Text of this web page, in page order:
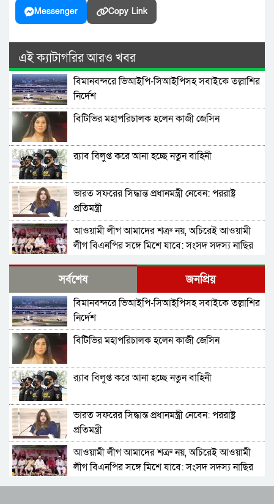
Messenger Copy Link
এই ক্যাটাগরির আরও খবর
বিমানবন্দরে ভিআইপি-সিআইপিসহ সবাইকে তল্লাশির
নির্দেশ
বিটিভির মহাপরিচালক হলেন কাজী জেসিন
র‍্যাব বিলুপ্ত করে আনা হচ্ছে নতুন বাহিনী
ভারত সফরের সিদ্ধান্ত প্রধানমন্ত্রী নেবেন: পররাষ্ট্র
প্রতিমন্ত্রী
আওয়ামী লীগ আমাদের শত্রু নয়, অচিরেই আওয়ামী
লীগ বিএনপির সঙ্গে মিশে যাবে: সংসদ সদস্য নাছির
সচিব পদে পদোন্নতি পেলেন জেসমিন নাহার
বাংলাদেশে যা চলছে, সেটা অমানবিক: দিলীপ ঘোষ
পুলিশের ৭ কর্মকর্তাকে বদলি
পাইপলাইনের মাধ্যমে ভারত থেকে আরও বেশি
শহীদ আহসান জুলাই যোদ্ধা নন—দাবি বিএনপি নেতার,
জামায়াত নেতা বললেন, ‘সারজিসও ছাত্রলীগ করতেন’
যথাযোগ্য মর্যাদায় সিলেটে জুলাই গণঅভ্যুত্থান দিবস
পালিত
সর্বশেষ জনপ্রিয়
বিমানবন্দরে ভিআইপি-সিআইপিসহ সবাইকে তল্লাশির
নির্দেশ
বিটিভির মহাপরিচালক হলেন কাজী জেসিন
র‍্যাব বিলুপ্ত করে আনা হচ্ছে নতুন বাহিনী
ভারত সফরের সিদ্ধান্ত প্রধানমন্ত্রী নেবেন: পররাষ্ট্র
প্রতিমন্ত্রী
আওয়ামী লীগ আমাদের শত্রু নয়, অচিরেই আওয়ামী
লীগ বিএনপির সঙ্গে মিশে যাবে: সংসদ সদস্য নাছির
সচিব পদে পদোন্নতি পেলেন জেসমিন নাহার